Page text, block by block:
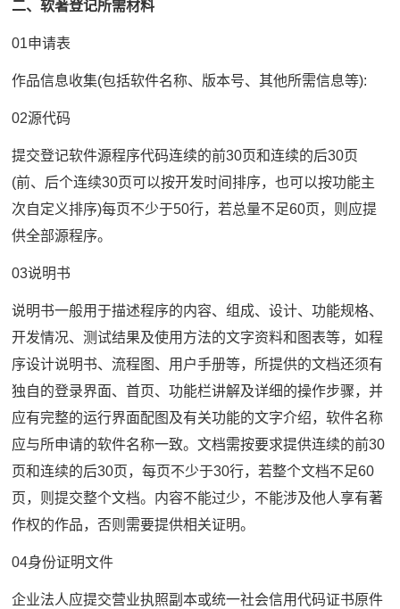
二、软著登记所需材料
01申请表
作品信息收集(包括软件名称、版本号、其他所需信息等):
02源代码
提交登记软件源程序代码连续的前30页和连续的后30页
(前、后个连续30页可以按开发时间排序，也可以按功能主
次自定义排序)每页不少于50行，若总量不足60页，则应提
供全部源程序。
03说明书
说明书一般用于描述程序的内容、组成、设计、功能规格、
开发情况、测试结果及使用方法的文字资料和图表等，如程
序设计说明书、流程图、用户手册等，所提供的文档还须有
独自的登录界面、首页、功能栏讲解及详细的操作步骤，并
应有完整的运行界面配图及有关功能的文字介绍，软件名称
应与所申请的软件名称一致。文档需按要求提供连续的前30
页和连续的后30页，每页不少于30行，若整个文档不足60
页，则提交整个文档。内容不能过少，不能涉及他人享有著
作权的作品，否则需要提供相关证明。
04身份证明文件
企业法人应提交营业执照副本或统一社会信用代码证书原件